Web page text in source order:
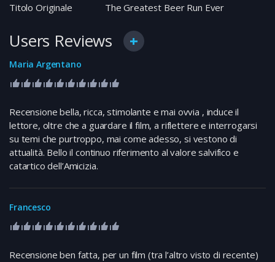
Titolo Originale
The Greatest Beer Run Ever
Users Reviews
Maria Argentano
Recensione bella, ricca, stimolante e mai ovvia , induce il
lettore, oltre che a guardare il film, a riflettere e interrogarsi
su temi che purtroppo, mai come adesso, si vestono di
attualità. Bello il continuo riferimento al valore salvifico e
catartico dell’Amicizia.
Francesco
Recensione ben fatta, per un film (tra l’altro visto di recente)